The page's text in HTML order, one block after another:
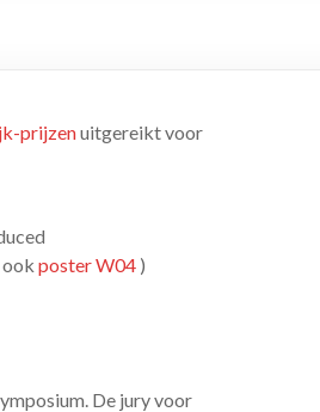
prijzenuitgereikt voor
poster W04 )
De jury voor